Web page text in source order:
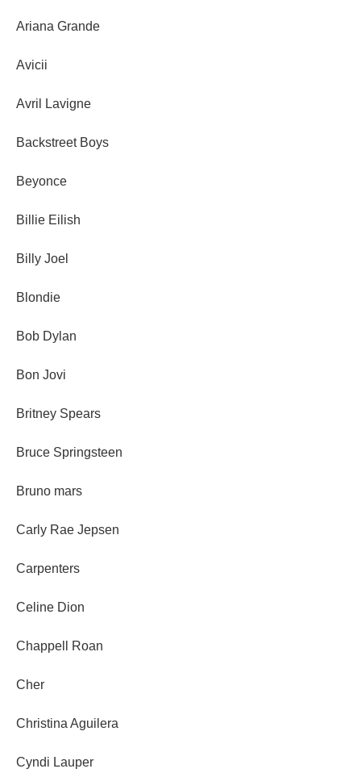
Ariana Grande
Avicii
Avril Lavigne
Backstreet Boys
Beyonce
Billie Eilish
Billy Joel
Blondie
Bob Dylan
Bon Jovi
Britney Spears
Bruce Springsteen
Bruno mars
Carly Rae Jepsen
Carpenters
Celine Dion
Chappell Roan
Cher
Christina Aguilera
Cyndi Lauper